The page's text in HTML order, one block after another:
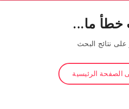
ما...
على نتائج البحث
الصفحة الرئيسية